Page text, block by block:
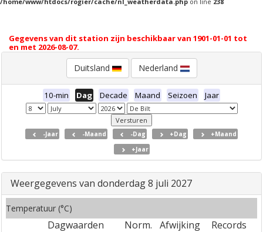
Gegevens van dit station zijn beschikbaar van 1901-01-01 tot
en met 2026-08-07.
Duitsland Nederland
10-min Dag Decade Maand Seizoen Jaar
-Jaar -Maand -Dag +Dag
+Maand
+Jaar
Weergegevens van donderdag 8 juli 2027
Temperatuur (°C)
Dagwaarden Norm. Afwijking
Records